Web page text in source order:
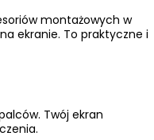
montażowych w
ekranie. To praktyczne i
Twój ekran